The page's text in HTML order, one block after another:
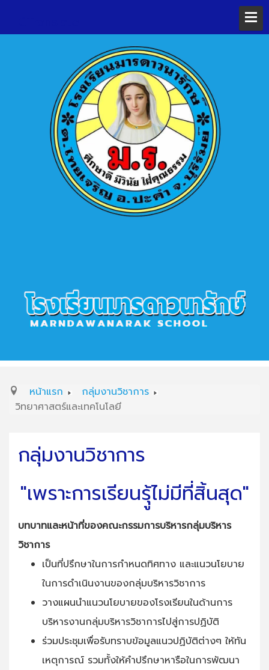
หน้าแรก
กลุ่มงานวิชาการ
วิทยาศาสตร์และเทคโนโลยี
กลุ่มงานวิชาการ
"เพราะการเรียนรุู้ไม่มีที่สิ้นสุด"
บทบาทและหน้าที่ของคณะกรรมการบริหารกลุ่มบริหาร
วิชาการ
เป็นที่ปรึกษาในการกำหนดทิศทาง และแนวนโยบาย
ในการดำเนินงานของกลุ่มบริหารวิชาการ
วางแผนนำแนวนโยบายของโรงเรียนในด้านการ
บริหารงานกลุ่มบริหารวิชาการไปสู่การปฏิบัติ
ร่วมประชุมเพื่อรับทราบข้อมูลแนวปฏิบัติต่างๆ ให้ทัน
เหตุการณ์ รวมทั้งให้คำปรึกษาหารือในการพัฒนา